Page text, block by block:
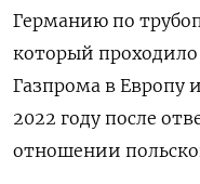
Германию по
который проходило
Газпрома в Европу
2022 году после
отношении